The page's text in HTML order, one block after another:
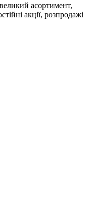
асортимент,
акції, розпродажі